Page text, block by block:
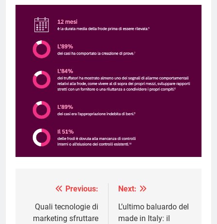
Navigazione
articoli
Previous:
Quali tecnologie di
marketing sfruttare
Next:
L’ultimo baluardo del
made in Italy: il